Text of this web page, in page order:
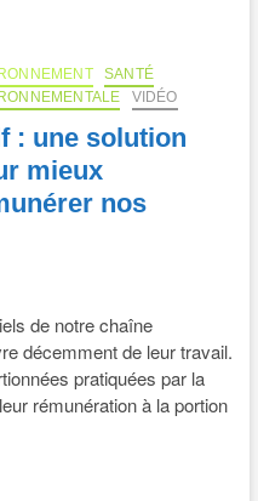
SANTÉ
VIDÉO
: une solution
mieux
nos
de notre chaîne
décemment de leur travail.
pratiquées par la
rémunération à la portion